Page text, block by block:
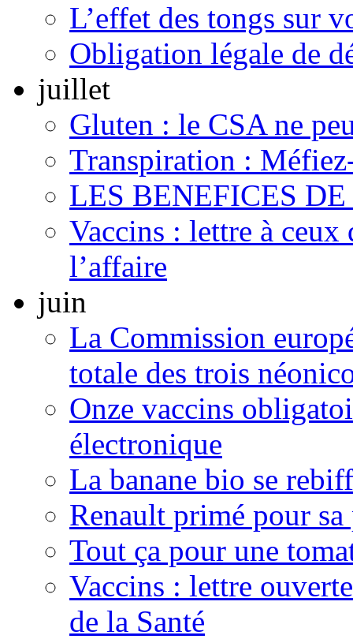
L’effet des tongs sur
Obligation légale de
juillet
Gluten : le CSA ne
Transpiration :
LES BENEFICES DE
Vaccins : lettre à
l’affaire
juin
La Commission
totale des trois
Onze vaccins
électronique
La banane bio se
Renault primé pour
Tout ça pour une
Vaccins : lettre
de la Santé